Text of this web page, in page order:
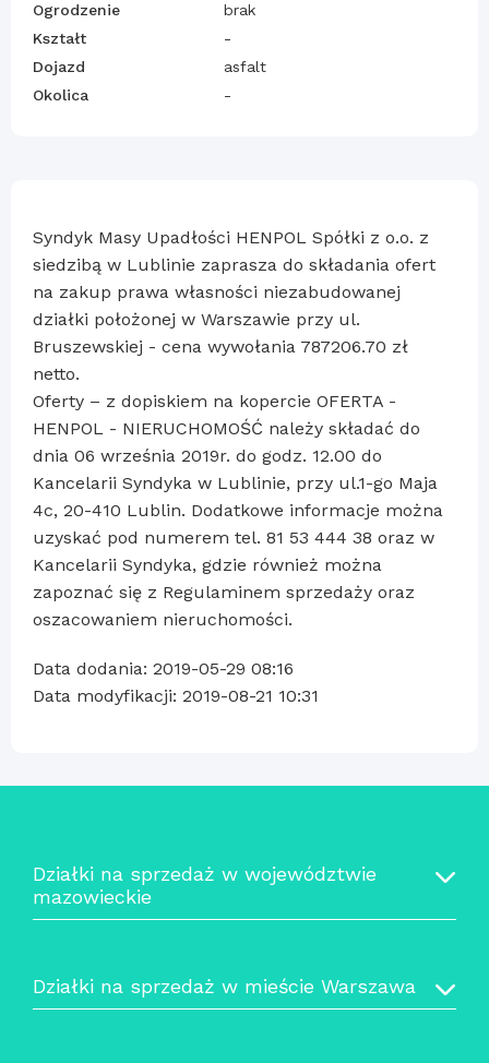
Ogrodzenie
brak
Kształt
-
Dojazd
asfalt
Okolica
-
Syndyk Masy Upadłości HENPOL Spółki z o.o. z
siedzibą w Lublinie zaprasza do składania ofert
na zakup prawa własności niezabudowanej
działki położonej w Warszawie przy ul.
Bruszewskiej - cena wywołania 787206.70 zł
netto.
Oferty – z dopiskiem na kopercie OFERTA -
HENPOL - NIERUCHOMOŚĆ należy składać do
dnia 06 września 2019r. do godz. 12.00 do
Kancelarii Syndyka w Lublinie, przy ul.1-go Maja
4c, 20-410 Lublin. Dodatkowe informacje można
uzyskać pod numerem tel. 81 53 444 38 oraz w
Kancelarii Syndyka, gdzie również można
zapoznać się z Regulaminem sprzedaży oraz
oszacowaniem nieruchomości.
Data dodania: 2019-05-29 08:16
Data modyfikacji: 2019-08-21 10:31
Działki na sprzedaż w województwie
mazowieckie
Działki na sprzedaż w mieście Warszawa